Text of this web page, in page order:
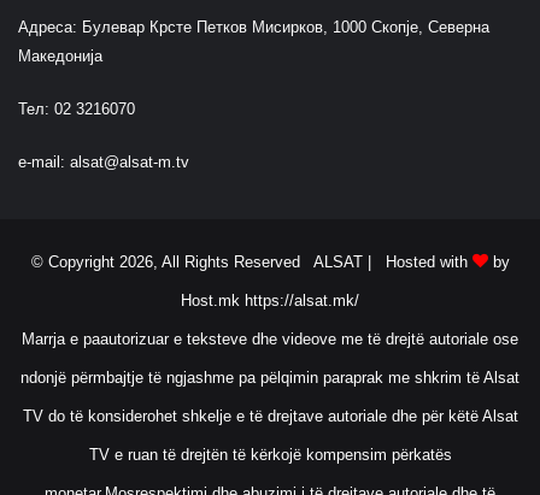
Адреса: Булевар Крсте Петков Мисирков, 1000 Скопје, Северна
Македонија
Тел: 02 3216070
e-mail: alsat@alsat-m.tv
© Copyright 2026, All Rights Reserved ALSAT | Hosted with by
Host.mk https://alsat.mk/
Marrja e paautorizuar e teksteve dhe videove me të drejtë autoriale ose
ndonjë përmbajtje të ngjashme pa pëlqimin paraprak me shkrim të Alsat
TV do të konsiderohet shkelje e të drejtave autoriale dhe për këtë Alsat
TV e ruan të drejtën të kërkojë kompensim përkatës